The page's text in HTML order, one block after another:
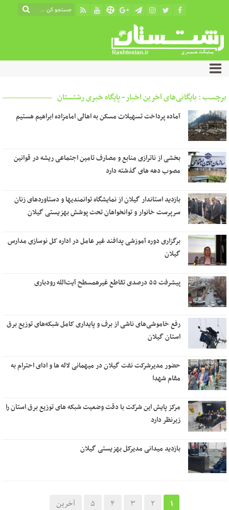
برچسب : بایگانی‌های آخرین اخبار - پایگاه خبری رشتستان
آماده پرداخت تسهیلات مسکن به اهالی امامزاده ابراهیم هستیم
بخشی از ناترازی منابع و مصارف تامین اجتماعی ریشه در قوانین
مصوب دهه های گذشته دارد
بازدید استاندار گیلان از نمایشگاه توانمندیها و دستاوردهای زنان
سرپرست خانوار و توانخواهان تحت پوشش بهزیستی گیلان
برگزاری دوره آموزشی پدافند غیر عامل در اداره کل نوسازی مدارس
گیلان
پیشرفت ۵۵ درصدی تقاطع غیرهمسطح آیت‌الله رودباری
رفع خاموشی‌های ناشی از برف و پایداری کامل شبکه‌های توزیع برق
استان گیلان
حضور مدیرشرکت نفت گیلان در میهمانی لاله ها و ادای احترام به
مقام شهدا
مرکز پایش این شرکت با دقت وضعیت شبکه های توزیع برق استان را
زیرنظر دارد
بازدید میدانی مدیرکل بهزیستی گیلان
1
2
3
4
5 آخرین